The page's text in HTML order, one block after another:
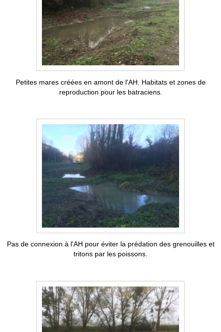
Petites mares créées en amont de l'AH. Habitats et zones de
reproduction pour les batraciens.
Pas de connexion à l'AH pour éviter la prédation des grenouilles et
tritons par les poissons.